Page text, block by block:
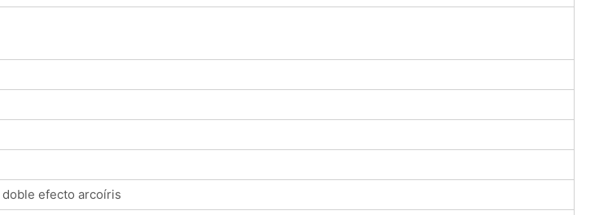
efecto arcoíris